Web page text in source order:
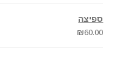
ספיצה
₪60.00